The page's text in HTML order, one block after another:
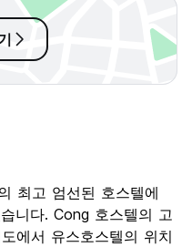
최고 엄선된 호스텔에
니다. Cong 호스텔의 고
에서 유스호스텔의 위치